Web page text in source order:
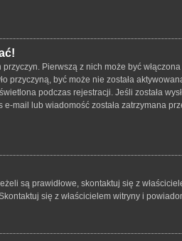
Pierwszą z nich może być
przyczyną, być może nie została
podczas rejestracji. Jeśli została
mail lub wiadomość została zatrzymana
są prawidłowe, skontaktuj się z
się z właścicielem witryny i